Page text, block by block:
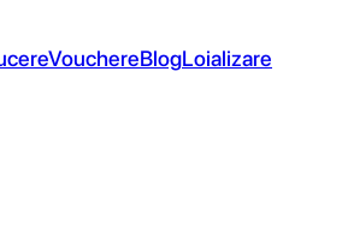
VouchereBlogLoializare